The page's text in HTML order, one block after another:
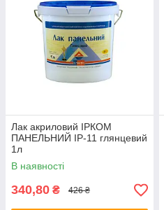
Лак акриловий ІРКОМ
ПАНЕЛЬНИЙ ІР-11 глянцевий
1л
В наявності
340,80 ₴ 426 ₴